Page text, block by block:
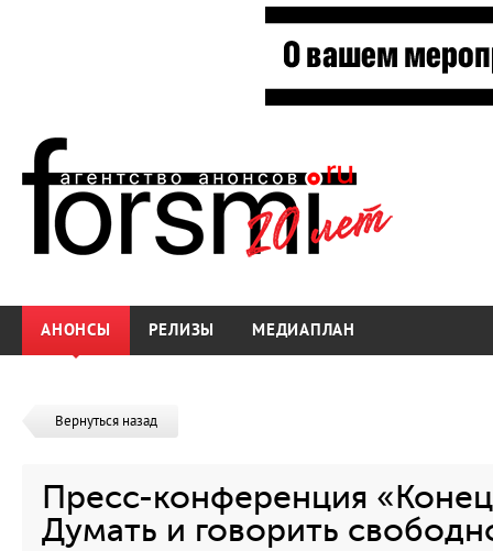
АНОНСЫ РЕЛИЗЫ МЕДИАПЛАН
Вернуться назад
Пресс-конференция
Думать и говорить